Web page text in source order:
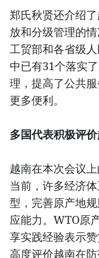
郑氏秋贤还介绍
放和分级管理的
工贸部和各省级
中已有31个落实
理，提高了公共
更多便利。
多国代表积极评
越南在本次会议
当前，许多经济
型，完善原产地
应能力。WTO原
享实践经验表示
高度评价越南在